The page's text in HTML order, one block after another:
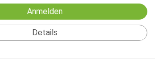
Anmelden
Details